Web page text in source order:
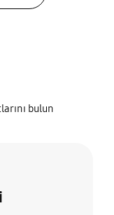
bulun